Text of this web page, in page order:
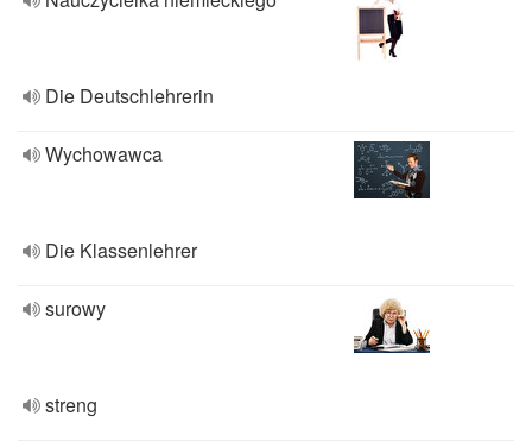
Die Deutschlehrerin
Wychowawca
Die Klassenlehrer
surowy
streng